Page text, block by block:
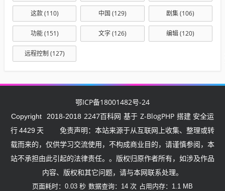
这款(110) 中国 (129) 剧集(106)
功能(151) 文字(126) 编辑(120)
远程控制 (127)
鄂ICP备18001482号-24
Copyright 2018-2018 2247百科网 基于 Z-BlogPHP 搭建 安全运
行4429 天
免责声明：本站来源于从互联网上收集、整理或转
载而来的，仅供学习交流使用，不构成商业目的，请谨慎参阅，本
站不承担由此引起的法律责任。。版权归原作者所有，如涉及作品
内容、版权和其它问题，请与本网联系处理。
页面耗时：0.03 秒 数据查询：14 次 占用内存：1.1 MB